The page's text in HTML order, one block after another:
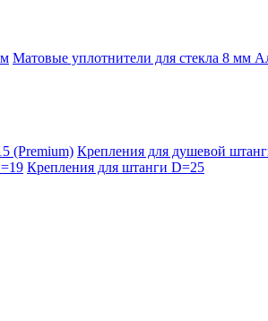
Матовые уплотнители для стекла 8 мм
(Premium) Крепления для душевой
Крепления для штанги D=25